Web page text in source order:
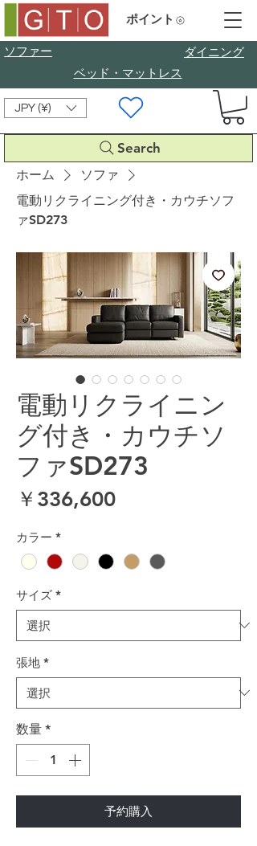
ソファー
​ダイニング
ベッド・マットレス
JPY (¥)
Search
ポイント
ホーム
ソファ
電動リクライニング付き・カウチソフ
ァSD273
電動リクライニン
グ付き・カウチソ
ファSD273
￥336,600価格
カラー *
サイズ *
張地 *
数量 *
予約購入